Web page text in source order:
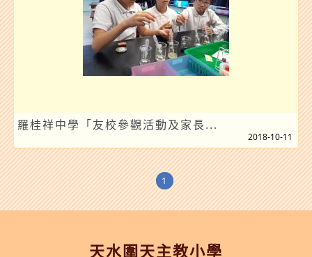
羅桂祥中學「友校參觀活動及家長...
2018-10-11
1
天水圍天主教小學